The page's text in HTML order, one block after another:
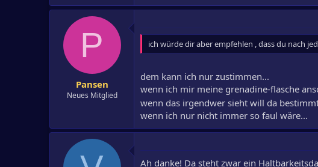
P
Pansen
Neues Mitglied
ich würde dir aber empfehlen , dass du nach
dem kann ich nur zustimmen...
wenn ich mir meine grenadine-flasche
wenn das irgendwer sieht will da
wenn ich nur nicht immer so faul wäre...
Ah danke! Da steht zwar ein